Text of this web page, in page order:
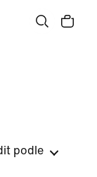
podle